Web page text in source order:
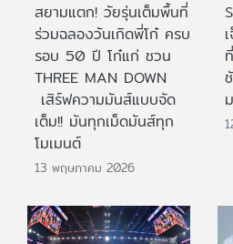
สยามแตก! วัยรุ่นเต็มพื้นที่
ร่วมฉลองวันเกิดพี่โก๋ ครบ
รอบ 50 ปี โก๋แก่ ชวน
THREE MAN DOWN
เสิร์ฟความมันส์แบบจัด
เต็ม!! มันทุกเม็ดมันส์ทุก
โมเมนต์
13 พฤษภาคม 2026